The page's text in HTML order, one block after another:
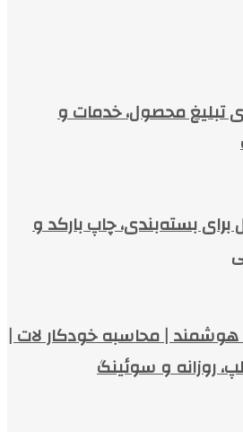
تبلیغ محصول، خدمات و
برای بسته‌بندی، چاپ بارکد و
| محاسبه خودکار لات |
روزانه و سوئینگ